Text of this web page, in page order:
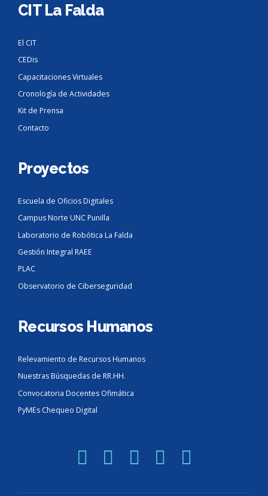
CIT La Falda
El CIT
CEDis
Capacitaciones Virtuales
Cronología de Actividades
Kit de Prensa
Contacto
Proyectos
Escuela de Oficios Digitales
Campus Norte UNC Punilla
Laboratorio de Robótica La Falda
Gestión Integral RAEE
PLAC
Observatorio de Ciberseguridad
Recursos Humanos
Relevamiento de Recursos Humanos
Nuestras Búsquedas de RR.HH.
Convocatoria Docentes Ofimática
PyMEs Chequeo Digital